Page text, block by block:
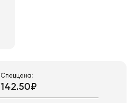
Спеццена:
142.50₽